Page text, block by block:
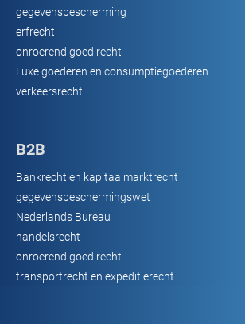
gegevensbescherming
erfrecht
onroerend goed recht
Luxe goederen en consumptiegoederen
verkeersrecht
B2B
Bankrecht en kapitaalmarktrecht
gegevensbeschermingswet
Nederlands Bureau
handelsrecht
onroerend goed recht
transportrecht en expeditierecht